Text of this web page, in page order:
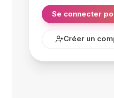
Se connecter
Créer un